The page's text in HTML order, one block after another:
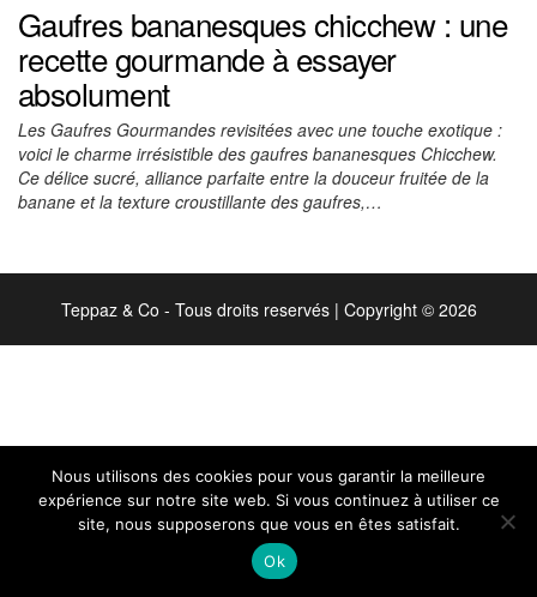
Gaufres bananesques chicchew : une
recette gourmande à essayer
absolument
Les Gaufres Gourmandes revisitées avec une touche exotique :
voici le charme irrésistible des gaufres bananesques Chicchew.
Ce délice sucré, alliance parfaite entre la douceur fruitée de la
banane et la texture croustillante des gaufres,…
Teppaz & Co - Tous droits reservés | Copyright © 2026
Nous utilisons des cookies pour vous garantir la meilleure
expérience sur notre site web. Si vous continuez à utiliser ce
site, nous supposerons que vous en êtes satisfait.
Ok